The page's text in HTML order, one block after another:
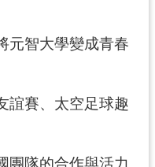
元智大學變成青春
誼賽、太空足球趣
團隊的合作與活力